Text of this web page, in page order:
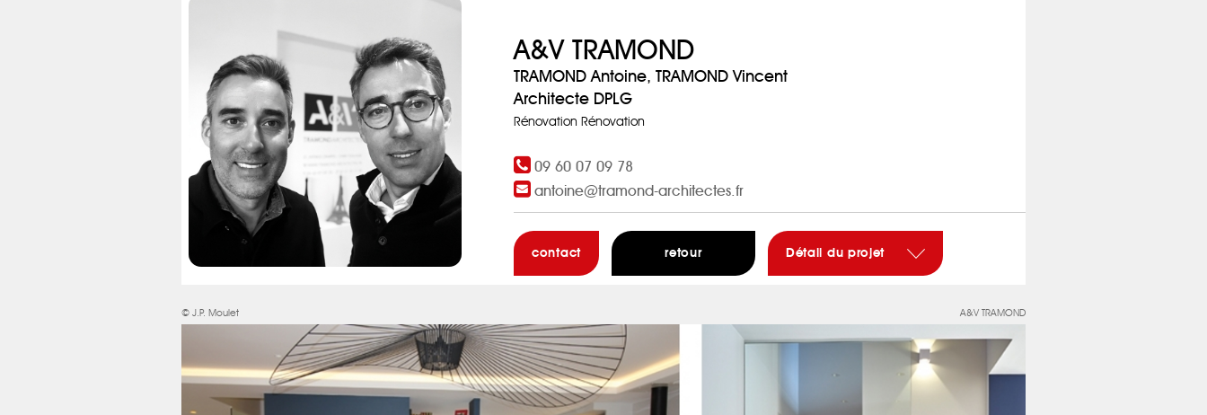
A&V TRAMOND
TRAMOND Antoine, TRAMOND Vincent
Architecte DPLG
Rénovation Rénovation
09 60 07 09 78
antoine@tramond-architectes.fr
contact retour Détail du projet
© J.P. Moulet A&V TRAMOND